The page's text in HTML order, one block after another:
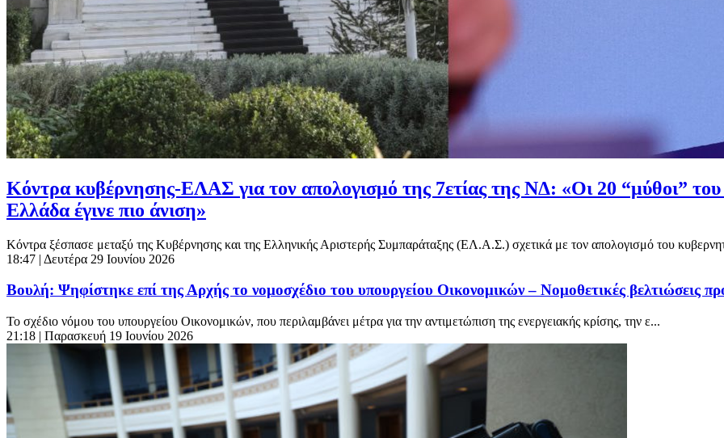
Κόντρα κυβέρνησης-ΕΛΑΣ για τον απολογισμό της 7ετίας της ΝΔ: «Οι 20 “μύθοι” του
Ελλάδα έγινε πιο άνιση»
Κόντρα ξέσπασε μεταξύ της Κυβέρνησης και της Ελληνικής Αριστερής Συμπαράταξης (ΕΛ.Α.Σ.) σχετικά με τον απολογισμό του
18:47 | Δευτέρα 29 Ιουνίου 2026
Βουλή: Ψηφίστηκε επί της Αρχής το νομοσχέδιο του υπουργείου Οικονομικών – Νομοθετικές βελτιώσεις
Το σχέδιο νόμου του υπουργείου Οικονομικών, που περιλαμβάνει μέτρα για την αντιμετώπιση της ενεργειακής κρίσης, την ε...
21:18 | Παρασκευή 19 Ιουνίου 2026